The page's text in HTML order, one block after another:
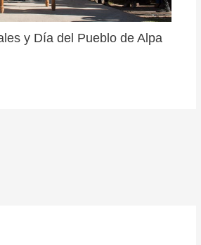
y Día del Pueblo de Alpa